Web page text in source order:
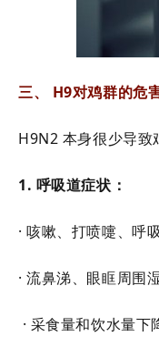
三、 H9对鸡群的危
H9N2 本身很少导致
1. 呼吸道症状：
· 咳嗽、打喷嚏、呼
· 流鼻涕、眼眶周围湿
· 采食量和饮水量下